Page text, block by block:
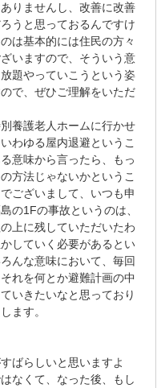
りませんし、改善に改善
うと思っておるんですけ
は基本的には住民の方々
いますので、そういう意
題やっていこうという姿
で、ぜひご理解をいただ
養護老人ホームに行かせ
わゆる屋内退避というこ
意味から言ったら、もっ
方法じゃないかというこ
ございまして、いつも申
の1Fの事故というのは、
上に残していただいたわ
していく必要があるとい
んな意味において、毎回
れを何とか避難計画の中
いきたいなと思っており
ます。
ばらしいと思いますよ
なくて、なった後、もし